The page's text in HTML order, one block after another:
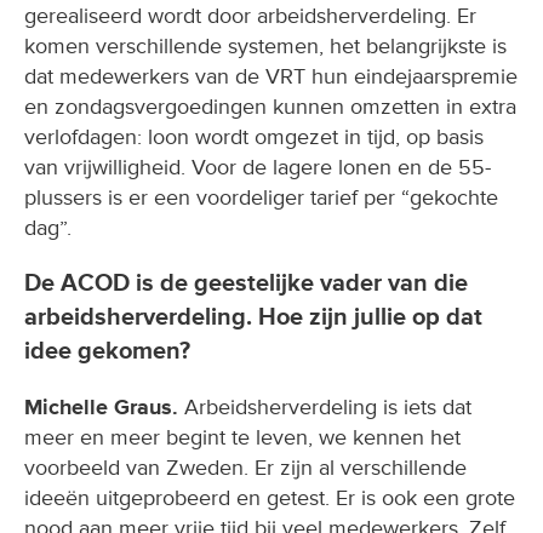
gerealiseerd wordt door arbeidsherverdeling. Er
komen verschillende systemen, het belangrijkste is
dat medewerkers van de VRT hun eindejaarspremie
en zondagsvergoedingen kunnen omzetten in extra
verlofdagen: loon wordt omgezet in tijd, op basis
van vrijwilligheid. Voor de lagere lonen en de 55-
plussers is er een voordeliger tarief per “gekochte
dag”.
De ACOD is de geestelijke vader van die
arbeidsherverdeling. Hoe zijn jullie op dat
idee gekomen?
Michelle Graus. Arbeidsherverdeling is iets dat
meer en meer begint te leven, we kennen het
voorbeeld van Zweden. Er zijn al verschillende
ideeën uitgeprobeerd en getest. Er is ook een grote